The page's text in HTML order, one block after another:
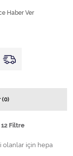
Haber Ver
(0)
Filtre
olanlar için hepa